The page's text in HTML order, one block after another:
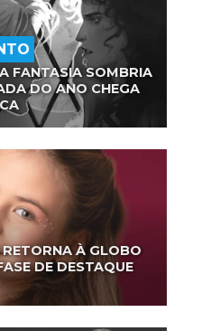
A FANTASIA SOMBRIA
DO ANO CHEGA
À GLOBO
DE DESTAQUE